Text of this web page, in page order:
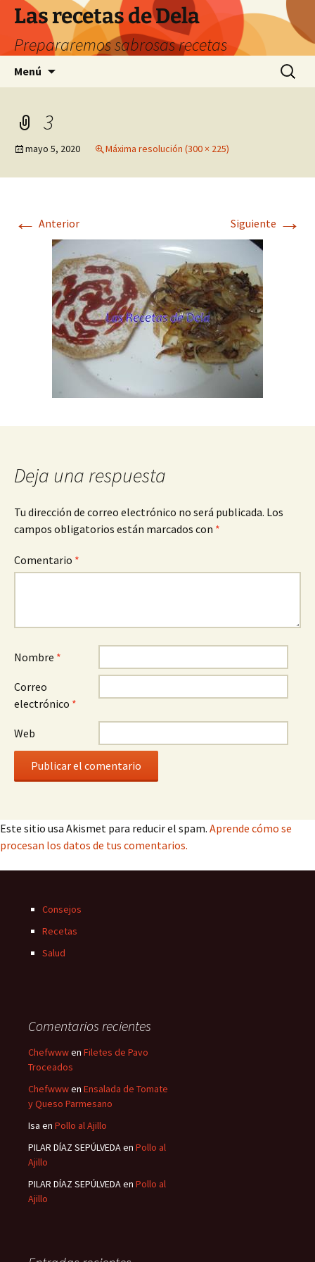
Saltar
contenido
Las recetas de Dela
Prepararemos sabrosas recetas
Menú Buscar:
3
mayo 5, 2020 Máxima resolución (300 × 225)
← Anterior Siguiente →
Deja una respuesta
Tu dirección de correo electrónico no será publicada. Los
campos obligatorios están marcados con *
Comentario *
Nombre *
Correo
electrónico *
Web
Este sitio usa Akismet para reducir el spam. Aprende cómo se
procesan los datos de tus comentarios.
Consejos
Recetas
Salud
Comentarios recientes
Chefwwwen Filetes de Pavo
Troceados
Chefwwwen Ensalada de Tomate
y Queso Parmesano
Isa en Pollo al Ajillo
PILAR DÍAZ SEPÚLVEDAen Pollo al
Ajillo
PILAR DÍAZ SEPÚLVEDAen Pollo al
Ajillo